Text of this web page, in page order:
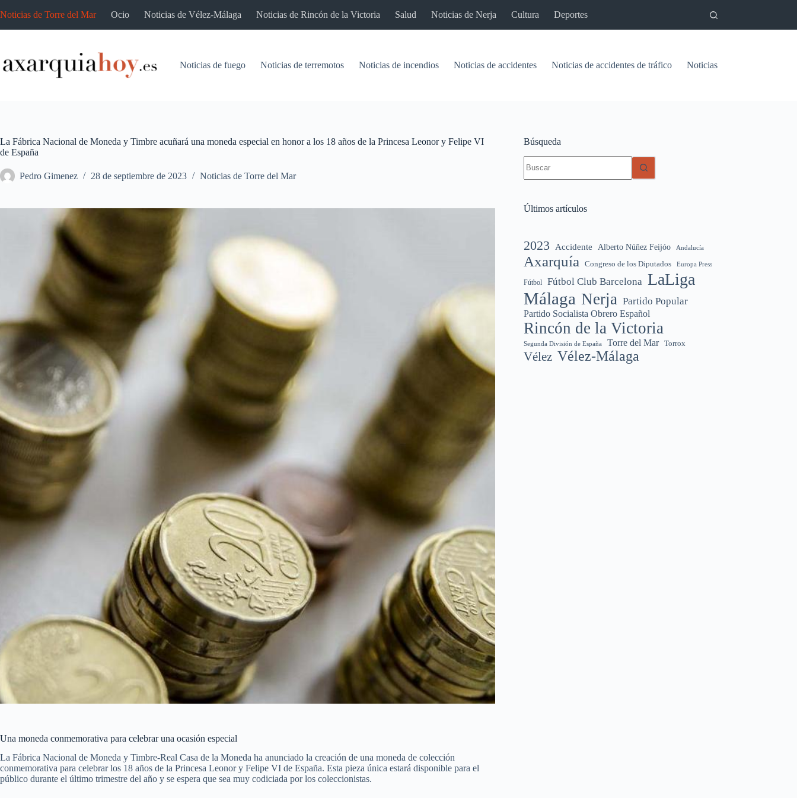
al
Noticias de Torre del Mar Ocio Noticias de Vélez-Málaga Noticias de Rincón de la Victoria Salud Noticias de Nerja Cultura Deportes
Noticias de fuego Noticias de terremotos Noticias de incendios Noticias de accidentes Noticias de accidentes de tráfico Noticias del pantano de
La Fábrica Nacional de Moneda y Timbre acuñará una moneda especial en honor a los 18 años de la Princesa Leonor y Felipe VI
de España
Pedro Gimenez 28 de septiembre de 2023 Noticias de Torre del Mar
Una moneda conmemorativa para celebrar una ocasión especial
La Fábrica Nacional de Moneda y Timbre-Real Casa de la Moneda ha anunciado la creación de una moneda de colección
conmemorativa para celebrar los 18 años de la Princesa Leonor y Felipe VI de España. Esta pieza única estará disponible para el
público durante el último trimestre del año y se espera que sea muy codiciada por los coleccionistas.
Búsqueda
resultados
Últimos artículos
2023 Accidente Alberto Núñez Feijóo Andalucía
Axarquía Congreso de los Diputados Europa Press
Fútbol Fútbol Club Barcelona LaLiga
Málaga Nerja Partido Popular
Partido Socialista Obrero Español
Rincón de la Victoria
Segunda División de España Torre del Mar Torrox
Vélez Vélez-Málaga